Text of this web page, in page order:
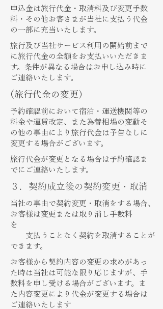
​申込金は旅行代金・取消料及び変更手数
料・その他お客さまが当社に支払う代金
の一部に充当いたします。
旅行及び当社サービス利用の開始前まで
に旅行代金の全額をお支払いいただきま
す。条件が異なる場合はお申し込み時に
ご連絡いたします。
​(旅行代金の変更）
予約確認前において宿泊・運送機関等の
料金や運賃改定、また為替相場の変動そ
の他の事由により旅行代金は予告なしに
変更する場合がございます。
​旅行代金が変更となる場合は予約確認ま
でにご連絡いたします。
​３．契約成立後の契約変更・取消
​当社の事由で契約変更・取消をする場合、
お客様は変更または取り消し手数料
を
支払うことなく契約を取消することが
できます。
​お客様から契約内容の変更の求めがあっ
た時は当社は可能な限り応じますが、手
数料を申し受ける場合がございます。ま
た内容変更により代金が変更する場合は
ご連絡いたします